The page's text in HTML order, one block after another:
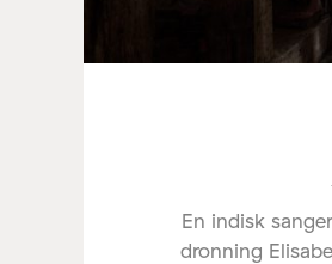
En indisk
dronning